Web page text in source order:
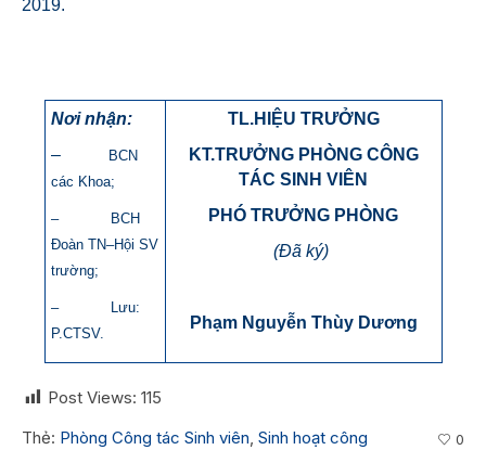
2019.
Nơi nhận:
–
BCN
các Khoa;
– BCH
Đoàn TN–Hội SV
trường;
– Lưu:
P.CTSV.
TL.HIỆU TRƯỞNG
KT.TRƯỞNG PHÒNG CÔNG
TÁC SINH VIÊN
PHÓ TRƯỞNG PHÒNG
(Đã ký)
Phạm Nguyễn Thùy Dương
Post Views: 115
Thẻ: Phòng Công tác Sinh viên, Sinh hoạt công
0